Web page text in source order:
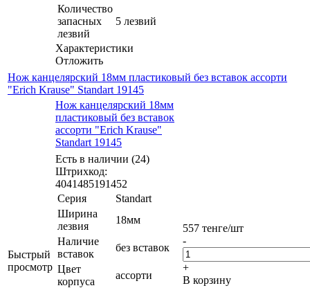
Количество
запасных
лезвий
5 лезвий
Характеристики
Отложить
Нож канцелярский 18мм пластиковый без вставок ассорти
"Erich Krause" Standart 19145
Быстрый
просмотр
Нож канцелярский 18мм
пластиковый без вставок
ассорти "Erich Krause"
Standart 19145
Есть в наличии (24)
Штрихкод:
4041485191452
Серия
Standart
Ширина
лезвия
18мм
Наличие
вставок
без вставок
Цвет
корпуса
ассорти
557 тенге/шт
-
+
В корзину